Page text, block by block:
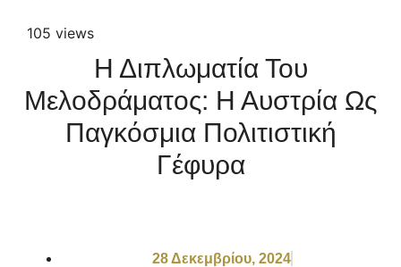
105 views
Η Διπλωματία Του
Μελοδράματος: Η Αυστρία Ως
Παγκόσμια Πολιτιστική
Γέφυρα
28 Δεκεμβρίου, 2024